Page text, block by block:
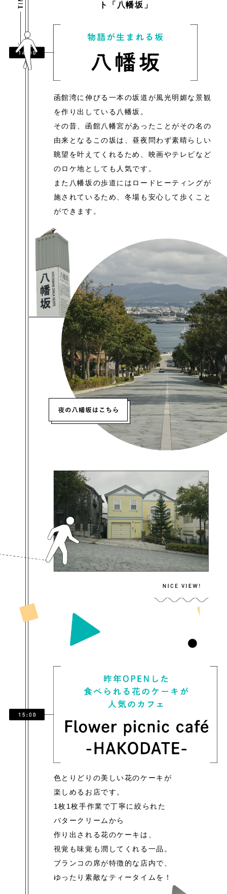
ト「八幡坂」
函館湾に伸びる一本の坂道が風光明媚な景観
を作り出している八幡坂。
その昔、函館八幡宮があった ことがその名の
由来となるこの坂は、昼夜問わず素晴らしい
眺望を叶えてくれるため、映画やテレビなど
のロケ地としても人気です。
また八幡坂の歩道にはロードヒーティングが
施されているため、冬場も安心して歩くこと
ができます。
色とりどりの美しい花のケーキが
楽しめるお店です。
1枚1枚手作業で丁寧に絞られた
バタークリームから
作り出される花のケーキは、
視覚も味覚も潤してくれる一品。
ブランコの席が特徴的な店内で、
ゆったり素敵なティータイムを！